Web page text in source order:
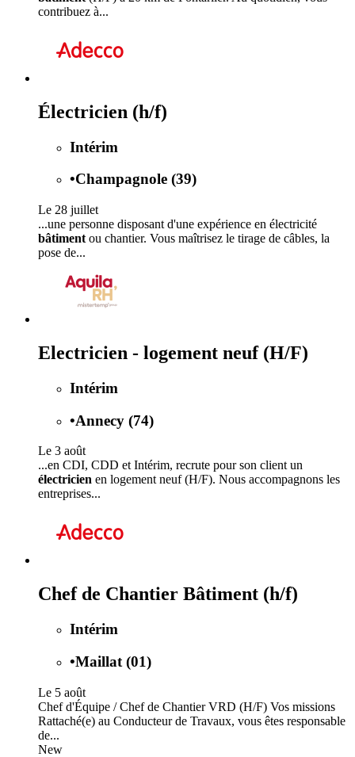
contribuez à...
Électricien (h/f)
Intérim
•Champagnole (39)
Le 28 juillet
...une personne disposant d'une expérience en électricité
bâtiment ou chantier. Vous maîtrisez le tirage de câbles, la
pose de...
Electricien - logement neuf (H/F)
Intérim
•Annecy (74)
Le 3 août
...en CDI, CDD et Intérim, recrute pour son client un
électricien en logement neuf (H/F). Nous accompagnons les
entreprises...
Chef de Chantier Bâtiment (h/f)
Intérim
•Maillat (01)
Le 5 août
Chef d'Équipe / Chef de Chantier VRD (H/F) Vos missions
Rattaché(e) au Conducteur de Travaux, vous êtes responsable
de...
New